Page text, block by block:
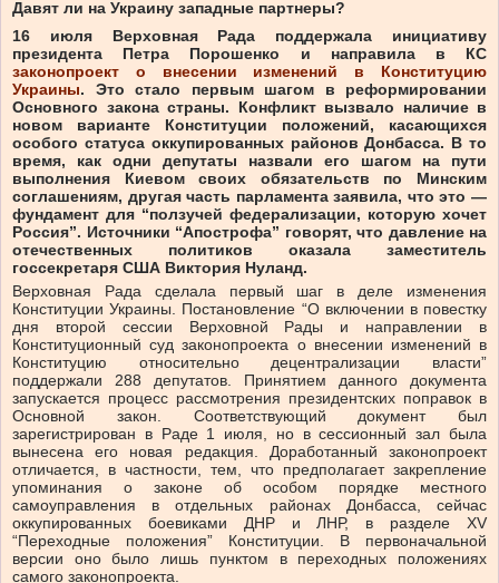
Давят ли на Украину западные партнеры?
16 июля Верховная Рада поддержала инициативу
президента Петра Порошенко и направила в КС
законопроект о внесении изменений в Конституцию
Украины. Это стало первым шагом в реформировании
Основного закона страны. Конфликт вызвало наличие в
новом варианте Конституции положений, касающихся
особого статуса оккупированных районов Донбасса. В то
время, как одни депутаты назвали его шагом на пути
выполнения Киевом своих обязательств по Минским
соглашениям, другая часть парламента заявила, что это —
фундамент для “ползучей федерализации, которую хочет
Россия”. Источники “Апострофа” говорят, что давление на
отечественных политиков оказала заместитель
госсекретаря США Виктория Нуланд.
Верховная Рада сделала первый шаг в деле изменения
Конституции Украины. Постановление “О включении в повестку
дня второй сессии Верховной Рады и направлении в
Конституционный суд законопроекта о внесении изменений в
Конституцию относительно децентрализации власти”
поддержали 288 депутатов. Принятием данного документа
запускается процесс рассмотрения президентских поправок в
Основной закон. Соответствующий документ был
зарегистрирован в Раде 1 июля, но в сессионный зал была
вынесена его новая редакция. Доработанный законопроект
отличается, в частности, тем, что предполагает закрепление
упоминания о законе об особом порядке местного
самоуправления в отдельных районах Донбасса, сейчас
оккупированных боевиками ДНР и ЛНР, в разделе XV
“Переходные положения” Конституции. В первоначальной
версии оно было лишь пунктом в переходных положениях
самого законопроекта.